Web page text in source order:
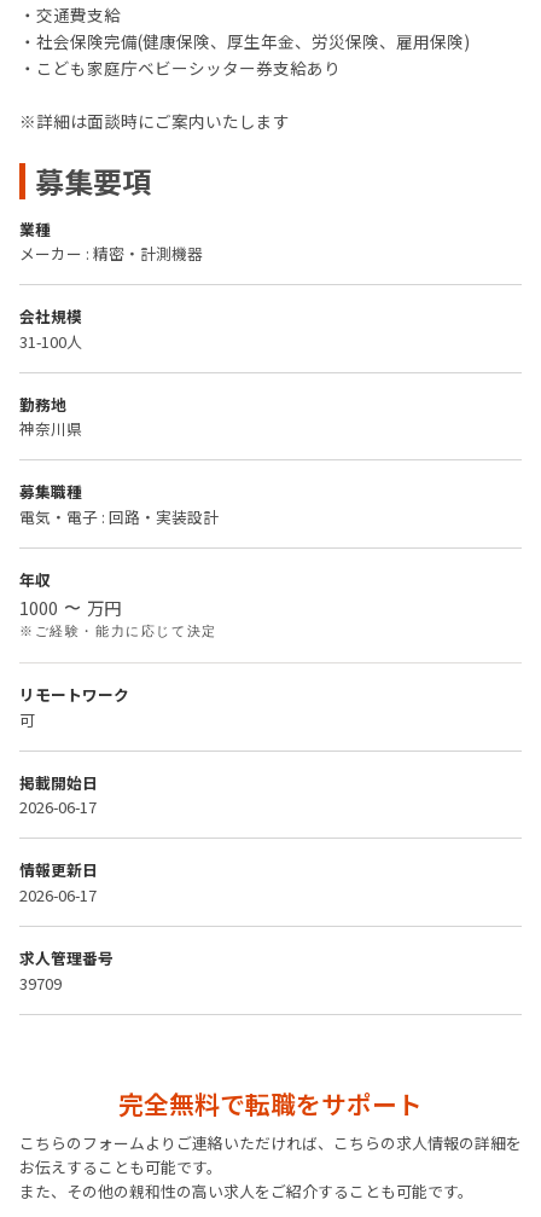
・交通費支給
・社会保険完備(健康保険、厚生年金、労災保険、雇用保険)
・こども家庭庁ベビーシッター券支給あり
※詳細は面談時にご案内いたします
募集要項
業種
メーカー : 精密・計測機器
会社規模
31-100人
勤務地
神奈川県
募集職種
電気・電子 : 回路・実装設計
年収
1000 〜 万円
※ご経験・能力に応じて決定
リモートワーク
可
掲載開始日
2026-06-17
情報更新日
2026-06-17
求人管理番号
39709
完全無料で転職をサポート
こちらのフォームよりご連絡いただければ、こちらの求人情報の詳細を
お伝えすることも可能です。
また、その他の親和性の高い求人をご紹介することも可能です。